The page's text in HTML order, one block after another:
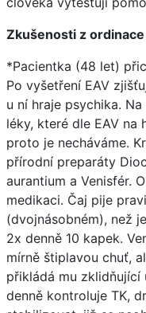
Zkušenosti z
*Pacientka (48 let)
Po vyšetření EAV
u ní hraje psychika.
léky, které dle EAV
proto je necháváme.
přírodní preparáty
aurantium a Venisfér.
medikaci. Čaj pije
(dvojnásobném), než
2x denně 10 kapek.
mírně štiplavou chuť,
přikládá mu zklidňující
denně kontroluje TK,